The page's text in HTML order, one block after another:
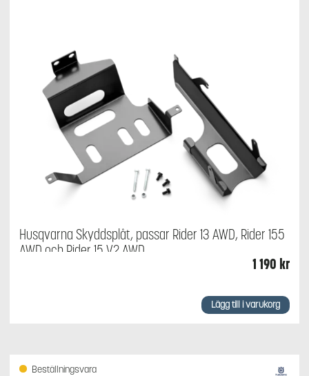
Husqvarna Skyddsplåt, passar Rider 13 AWD, Rider 155
AWD och Rider 15 V2 AWD
1 190 kr
Lägg till i varukorg
Beställningsvara